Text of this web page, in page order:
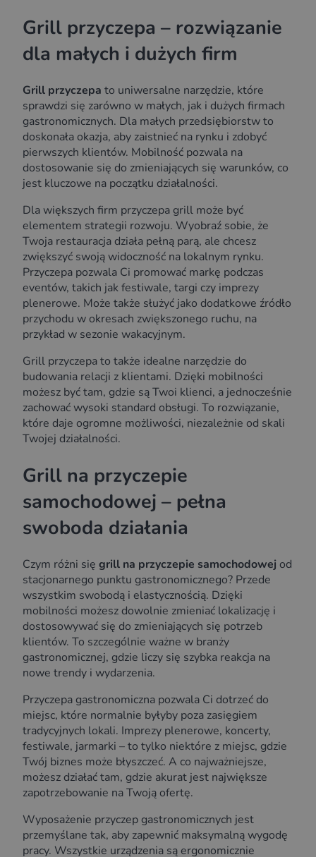
Grill przyczepa – rozwiązanie
dla małych i dużych firm
Grill przyczepa to uniwersalne narzędzie, które
sprawdzi się zarówno w małych, jak i dużych firmach
gastronomicznych. Dla małych przedsiębiorstw to
doskonała okazja, aby zaistnieć na rynku i zdobyć
pierwszych klientów. Mobilność pozwala na
dostosowanie się do zmieniających się warunków, co
jest kluczowe na początku działalności.
Dla większych firm przyczepa grill może być
elementem strategii rozwoju. Wyobraź sobie, że
Twoja restauracja działa pełną parą, ale chcesz
zwiększyć swoją widoczność na lokalnym rynku.
Przyczepa pozwala Ci promować markę podczas
eventów, takich jak festiwale, targi czy imprezy
plenerowe. Może także służyć jako dodatkowe źródło
przychodu w okresach zwiększonego ruchu, na
przykład w sezonie wakacyjnym.
Grill przyczepa to także idealne narzędzie do
budowania relacji z klientami. Dzięki mobilności
możesz być tam, gdzie są Twoi klienci, a jednocześnie
zachować wysoki standard obsługi. To rozwiązanie,
które daje ogromne możliwości, niezależnie od skali
Twojej działalności.
Grill na przyczepie
samochodowej – pełna
swoboda działania
Czym różni się grill na przyczepie samochodowejod
stacjonarnego punktu gastronomicznego? Przede
wszystkim swobodą i elastycznością. Dzięki
mobilności możesz dowolnie zmieniać lokalizację i
dostosowywać się do zmieniających się potrzeb
klientów. To szczególnie ważne w branży
gastronomicznej, gdzie liczy się szybka reakcja na
nowe trendy i wydarzenia.
Przyczepa gastronomiczna pozwala Ci dotrzeć do
miejsc, które normalnie byłyby poza zasięgiem
tradycyjnych lokali. Imprezy plenerowe, koncerty,
festiwale, jarmarki – to tylko niektóre z miejsc, gdzie
Twój biznes może błyszczeć. A co najważniejsze,
możesz działać tam, gdzie akurat jest największe
zapotrzebowanie na Twoją ofertę.
Wyposażenie przyczep gastronomicznych jest
przemyślane tak, aby zapewnić maksymalną wygodę
pracy. Wszystkie urządzenia są ergonomicznie